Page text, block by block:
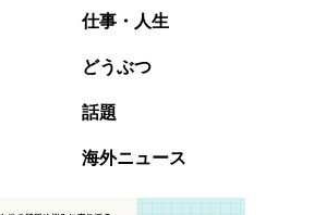
仕事・人生
どうぶつ
話題
海外ニュース